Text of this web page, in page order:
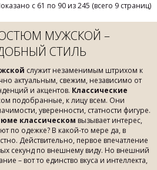
с 61 по 90 из 245 (всего 9 страниц)
МУЖСКОЙ –
СТИЛЬ
служит незаменимым штрихом к
актуальным, свежим, независимо от
и акцентов. Классические
подобранные, к лицу всем. Они
уверенности, статности фигуре.
классическом вызывает интерес,
по одежке? В какой-то мере да, в
Действительно, первое впечатление
секунд по внешнему виду. Но внешний
– вот то единство вкуса и интеллекта,